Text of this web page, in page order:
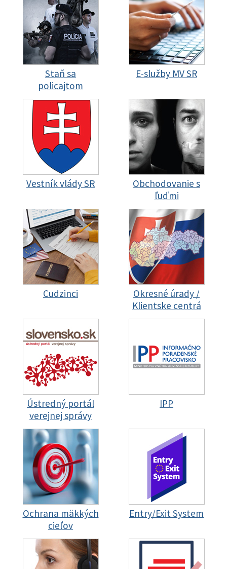
Staň sa
policajtom
E-služby MV SR
Vestník vlády SR
Obchodovanie s
ľuďmi
Cudzinci
Okresné úrady /
Klientske centrá
Ústredný portál
verejnej správy
IPP
Ochrana mäkkých
cieľov
Entry/Exit System